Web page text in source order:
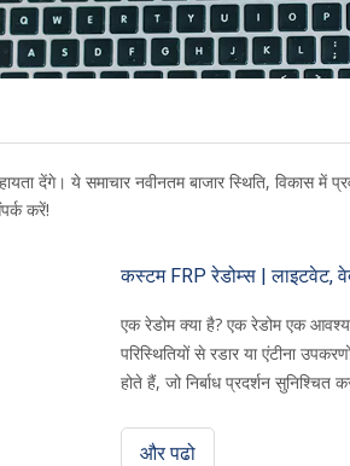
देंगे। ये समाचार नवीनतम बाजार स्थिति, विकास में
करें!
कस्टम FRP रेडोम्स | लाइटवेट,
एक रेडोम क्या है? एक रेडोम एक
परिस्थितियों से रडार या एंटीना
होते हैं, जो निर्बाध प्रदर्शन सुनिश्चित
और पढो